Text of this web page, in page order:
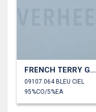
FRENCH TERRY GOTS
09107.064 BLEU CIEL
95%CO/5%EA